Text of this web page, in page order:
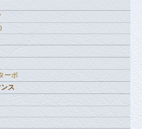
ーボ
ス